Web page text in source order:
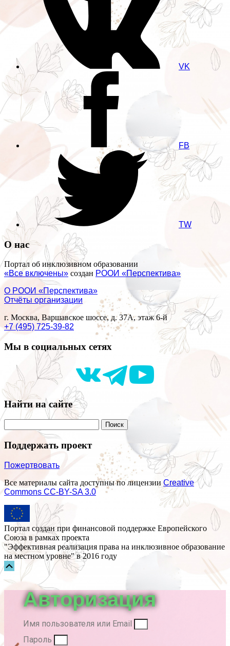
VK
FB
TW
О нас
Портал об инклюзивном образовании
«Все включены» создан РООИ «Перспектива»
О РООИ «Перспектива»
Отчёты организации
г. Москва, Варшавское шоссе, д. 37А, этаж 6-й
+7 (495) 725-39-82
Мы в социальных сетях
Найти на сайте
Поддержать проект
Пожертвовать
Все материалы сайта доступны по лицензииCreative
Commons СС-BY-SA 3.0
Портал создан при финансовой поддержке Европейского
Союза в рамках проекта
"Эффективная реализация права на инклюзивное образование
на местном уровне" в 2016 году
Прокрутка
вверх
Авторизация
Имя пользователя или Email
Пароль